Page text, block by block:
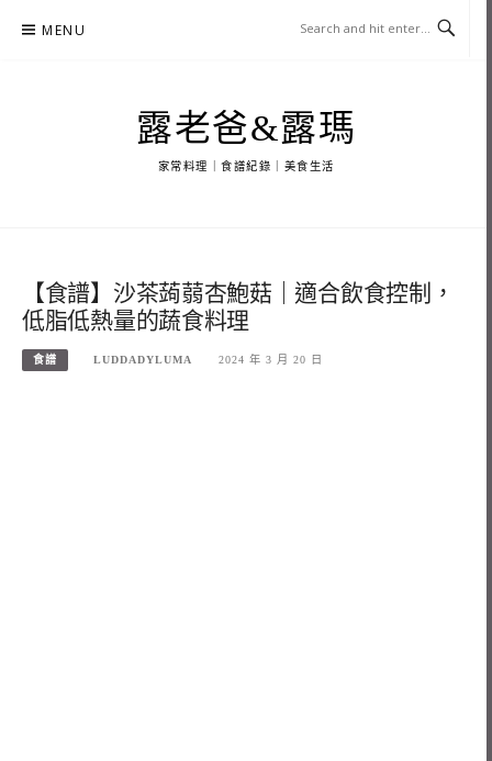
MENU
露老爸&露瑪
家常料理｜食譜紀錄｜美食生活
【食譜】沙茶蒟蒻杏鮑菇｜適合飲食控制，
低脂低熱量的蔬食料理
食譜 LUDDADYLUMA 2024 年 3 月 20 日